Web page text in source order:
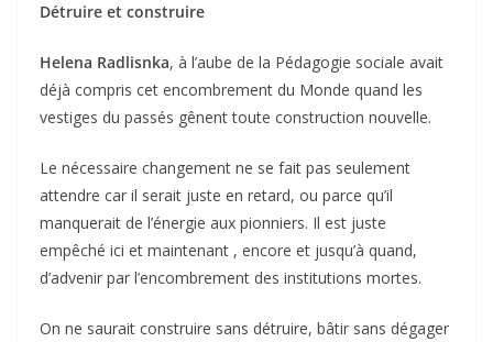
Détruire et construire
Helena Radlisnka, à l’aube de la Pédagogie sociale avait
déjà compris cet encombrement du Monde quand les
vestiges du passés gênent toute construction nouvelle.
Le nécessaire changement ne se fait pas seulement
attendre car il serait juste en retard, ou parce qu’il
manquerait de l’énergie aux pionniers. Il est juste
empêché ici et maintenant , encore et jusqu’à quand,
d’advenir par l’encombrement des institutions mortes.
On ne saurait construire sans détruire, bâtir sans dégager